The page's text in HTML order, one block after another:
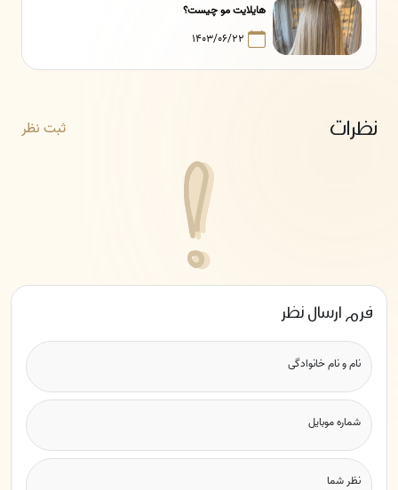
هایلایت مو چیست؟
۱۴۰۳/۰۶/۲۲
نظرات ثبت نظر
فرم ارسال نظر
نام و نام خانوادگی
شماره موبایل
نظر شما